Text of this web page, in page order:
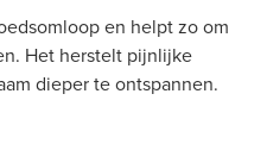
en helpt zo om
Het herstelt pijnlijke
dieper te ontspannen.